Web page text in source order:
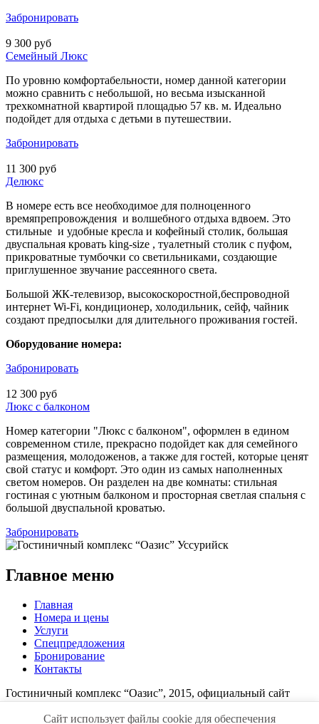
Забронировать
9 300 руб
Семейный Люкс
По уровню комфортабельности, номер данной категории
можно сравнить с небольшой, но весьма изысканной
трехкомнатной квартирой площадью 57 кв. м. Идеально
подойдет для отдыха с детьми в путешествии.
Забронировать
11 300 руб
Делюкс
В номере есть все необходимое для полноценного
времяпрепровождения и волшебного отдыха вдвоем. Это
стильные и удобные кресла и кофейный столик, большая
двуспальная кровать king-size , туалетный столик с пуфом,
прикроватные тумбочки со светильниками, создающие
приглушенное звучание рассеянного света.
Большой ЖК-телевизор, высокоскоростной,беспроводной
интернет Wi-Fi, кондиционер, холодильник, сейф, чайник
создают предпосылки для длительного проживания гостей.
Оборудование номера:
Забронировать
12 300 руб
Люкс с балконом
Номер категории "Люкс с балконом", оформлен в едином
современном стиле, прекрасно подойдет как для семейного
размещения, молодоженов, а также для гостей, которые ценят
свой статус и комфорт. Это один из самых наполненных
светом номеров. Он разделен на две комнаты: стильная
гостиная с уютным балконом и просторная светлая спальня с
большой двуспальной кроватью.
Забронировать
Главное меню
Главная
Номера и цены
Услуги
Спецпредложения
Бронирование
Контакты
Гостиничный комплекс “Оазис”, 2015, официальный сайт
Разработка сайта -студия АртВикСаль
Сайт использует файлы cookie для обеспечения